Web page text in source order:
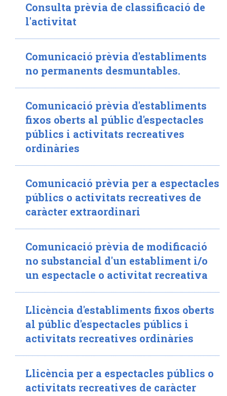
Consulta prèvia de classificació de
l'activitat
Comunicació prèvia d'establiments
no permanents desmuntables.
Comunicació prèvia d'establiments
fixos oberts al públic d'espectacles
públics i activitats recreatives
ordinàries
Comunicació prèvia per a espectacles
públics o activitats recreatives de
caràcter extraordinari
Comunicació prèvia de modificació
no substancial d'un establiment i/o
un espectacle o activitat recreativa
Llicència d'establiments fixos oberts
al públic d'espectacles públics i
activitats recreatives ordinàries
Llicència per a espectacles públics o
activitats recreatives de caràcter